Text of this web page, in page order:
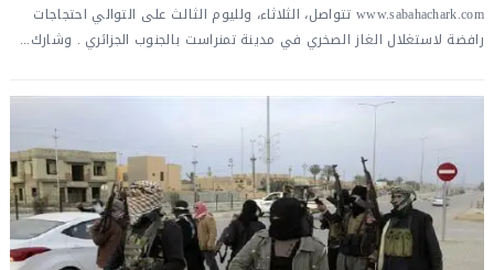
www.sabahachark.com تتواصل، الثلاثاء، ولليوم الثالث على التوالي احتجاجات
رافضة لاستغلال الغاز الصخري في مدينة تمنراست بالجنوب الجزائري . وشارك...